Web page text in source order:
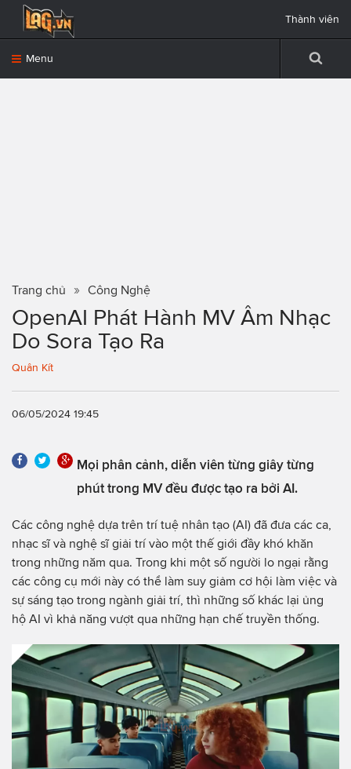
Menu
Thành viên
Trang chủ Công Nghệ
OpenAI Phát Hành MV Âm Nhạc
Do Sora Tạo Ra
Quân Kít
06/05/2024 19:45
Mọi phân cảnh, diễn viên từng giây từng
phút trong MV đều được tạo ra bởi AI.
Các công nghệ dựa trên trí tuệ nhân tạo (AI) đã đưa các ca,
nhạc sĩ và nghệ sĩ giải trí vào một thế giới đầy khó khăn
trong những năm qua. Trong khi một số người lo ngại rằng
các công cụ mới này có thể làm suy giảm cơ hội làm việc và
sự sáng tạo trong ngành giải trí, thì những số khác lại ủng
hộ AI vì khả năng vượt qua những hạn chế truyền thống.